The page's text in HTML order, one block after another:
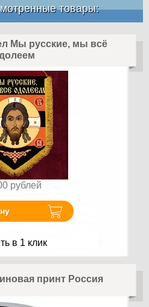
товары:
Мы русские, мы всё
рублей
в 1 клик
принт Россия